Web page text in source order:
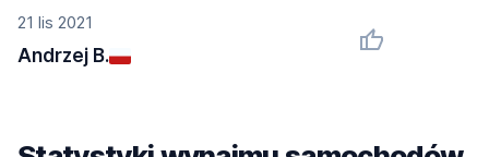
21 lis 2021
Andrzej B.